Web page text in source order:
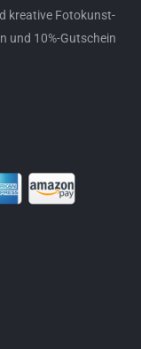
kreative Fotokunst-
und 10%-Gutschein